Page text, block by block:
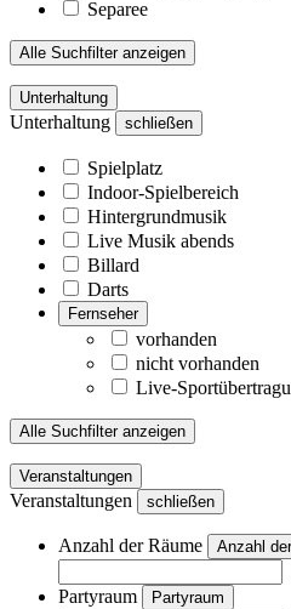
Separee
Alle Suchfilter anzeigen
Unterhaltung
Unterhaltung schließen
Spielplatz
Indoor-Spielbereich
Hintergrundmusik
Live Musik abends
Billard
Darts
Fernseher
vorhanden
nicht vorhanden
Live-
Alle Suchfilter anzeigen
Veranstaltungen
Veranstaltungen schließen
Anzahl der Räume Anzahl
Partyraum Partyraum